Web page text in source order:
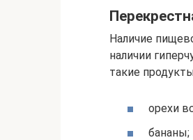
Наличие
наличии
такие
орехи
бананы;